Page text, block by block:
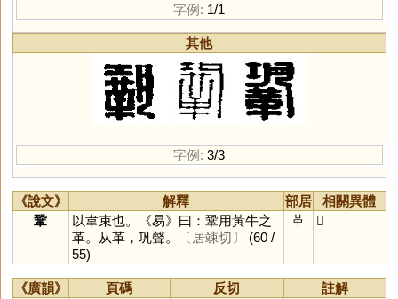
字例: 1/1
其他
字例: 3/3
《說文》 解釋 部居
相關異體
鞏
以韋束也。《易》曰：鞏用黃牛之
革。从革，巩聲。
〔居竦切〕
(60 /
55)
革 𩊳
《廣韻》 頁碼 反切
註解